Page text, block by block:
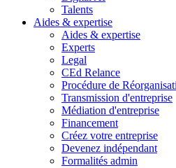
Talents
Aides & expertise
Aides & expertise
Experts
Legal
CEd Relance
Procédure de
Transmission d'entreprise
Médiation d'entreprise
Financement
Créez votre entreprise
Devenez indépendant
Formalités admin